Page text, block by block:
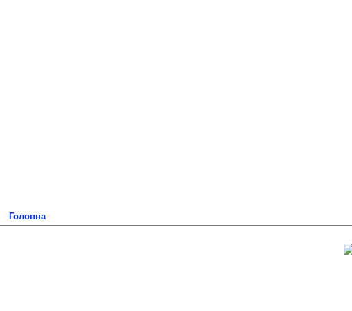
Головна